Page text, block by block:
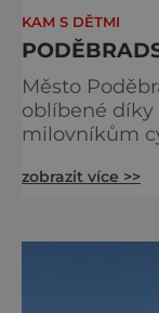
KAM S DĚTMI
Město
oblíbené
milovníkům
sport omrzí,
cyklostezek
Nymburk a
kilometrů
zobrazit více >>